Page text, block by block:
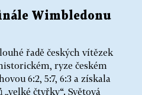
Wimbledonu
řadě českých vítězek
ryze českém
6:2, 5:7, 6:3 a získala
čtyřky“. Světová